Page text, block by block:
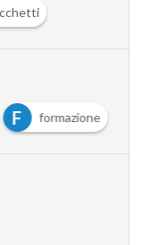
F formazione